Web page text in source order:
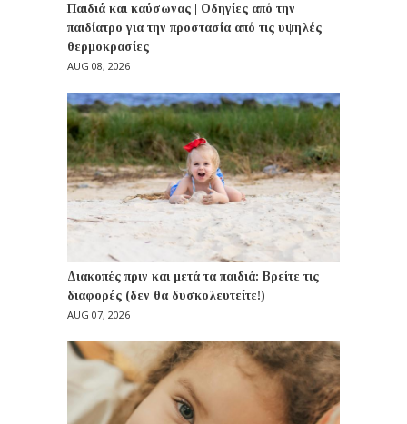
Παιδιά και καύσωνας | Οδηγίες από την
παιδίατρο για την προστασία από τις υψηλές
θερμοκρασίες
AUG 08, 2026
Διακοπές πριν και μετά τα παιδιά: Βρείτε τις
διαφορές (δεν θα δυσκολευτείτε!)
AUG 07, 2026